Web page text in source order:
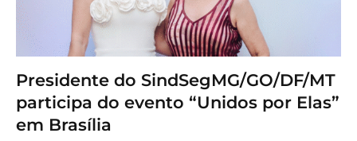
Presidente do SindSegMG/GO/DF/MT
participa do evento “Unidos por Elas”
em Brasília